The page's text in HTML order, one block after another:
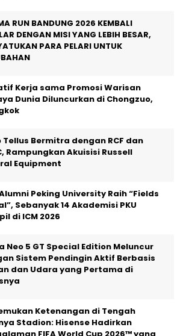
RUN BANDUNG 2026 KEMBALI
DENGAN MISI YANG LEBIH BESAR,
PARA PELARI UNTUK
Kerja sama Promosi Warisan
Dunia Diluncurkan di Chongzuo,
Tellus Bermitra dengan RCF dan
Rampungkan Akuisisi Russell
Equipment
Peking University Raih “Fields
Sebanyak 14 Akademisi PKU
di ICM 2026
Neo 5 GT Special Edition Meluncur
Sistem Pendingin Aktif Berbasis
dan Udara yang Pertama di
Ketenangan di Tengah
Stadion: Hisense Hadirkan